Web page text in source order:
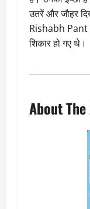
उतरें और जौहर
Rishabh Pant
शिकार हो गए थे।
About